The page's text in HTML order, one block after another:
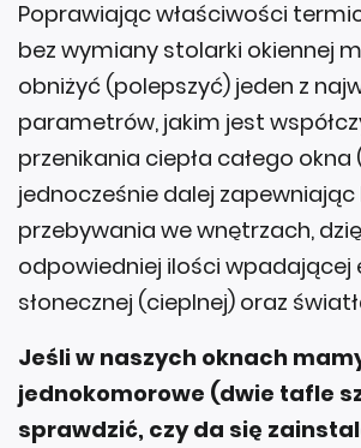
Poprawiając właściwości
bez wymiany stolarki okiennej
obniżyć (polepszyć) jeden z
parametrów, jakim jest
przenikania ciepła całego okna
jednocześnie dalej
przebywania we wnętrzach,
odpowiedniej ilości wpadającej
słonecznej (cieplnej) oraz
Jeśli w naszych oknach
jednokomorowe (dwie tafle
sprawdzić, czy da się